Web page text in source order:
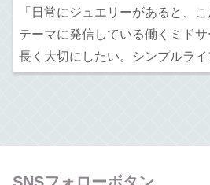
「日常にジュエリーがあると、
テーマに発信している働くミド
長く大切にしたい。シンプルライ